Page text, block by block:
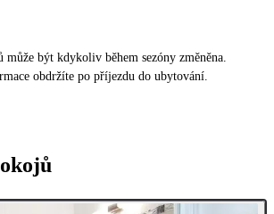
může být kdykoliv během sezóny změněna.
obdržíte po příjezdu do ubytování.